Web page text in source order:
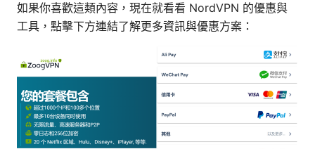
如果你喜歡這類內容，現在就看看 NordVPN 的優惠與
工具，點擊下方連結了解更多資訊與優惠方案：